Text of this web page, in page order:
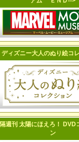
ディズニー大人のぬり絵コ
隔週刊 太陽にほえろ！ DVD
ン